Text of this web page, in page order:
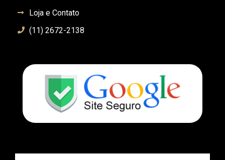
Loja e Contato
(11) 2672-2138